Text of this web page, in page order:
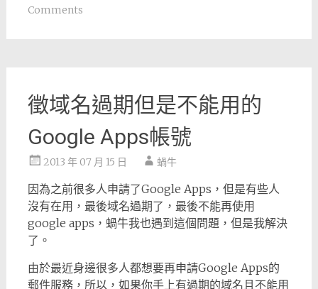
Comments
徵域名過期但是不能用的
Google Apps帳號
2013 年 07 月 15 日 蝸牛
因為之前很多人申請了Google Apps，但是有些人
沒有在用，最後域名過期了，最後不能再使用
google apps，蝸牛我也遇到這個問題，但是我解決
了。
由於最近身邊很多人都想要再申請Google Apps的
郵件服務，所以，如果你手上有過期的域名且不能用